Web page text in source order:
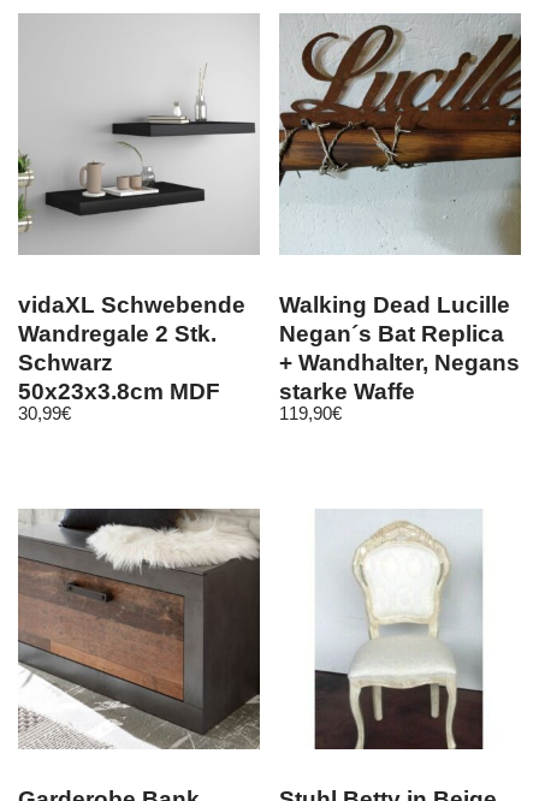
vidaXL Schwebende
Wandregale 2 Stk.
Schwarz
50x23x3,8cm MDF
30,99€
Walking Dead Lucille
Negan´s Bat Replica
+ Wandhalter, Negans
starke Waffe
119,90€